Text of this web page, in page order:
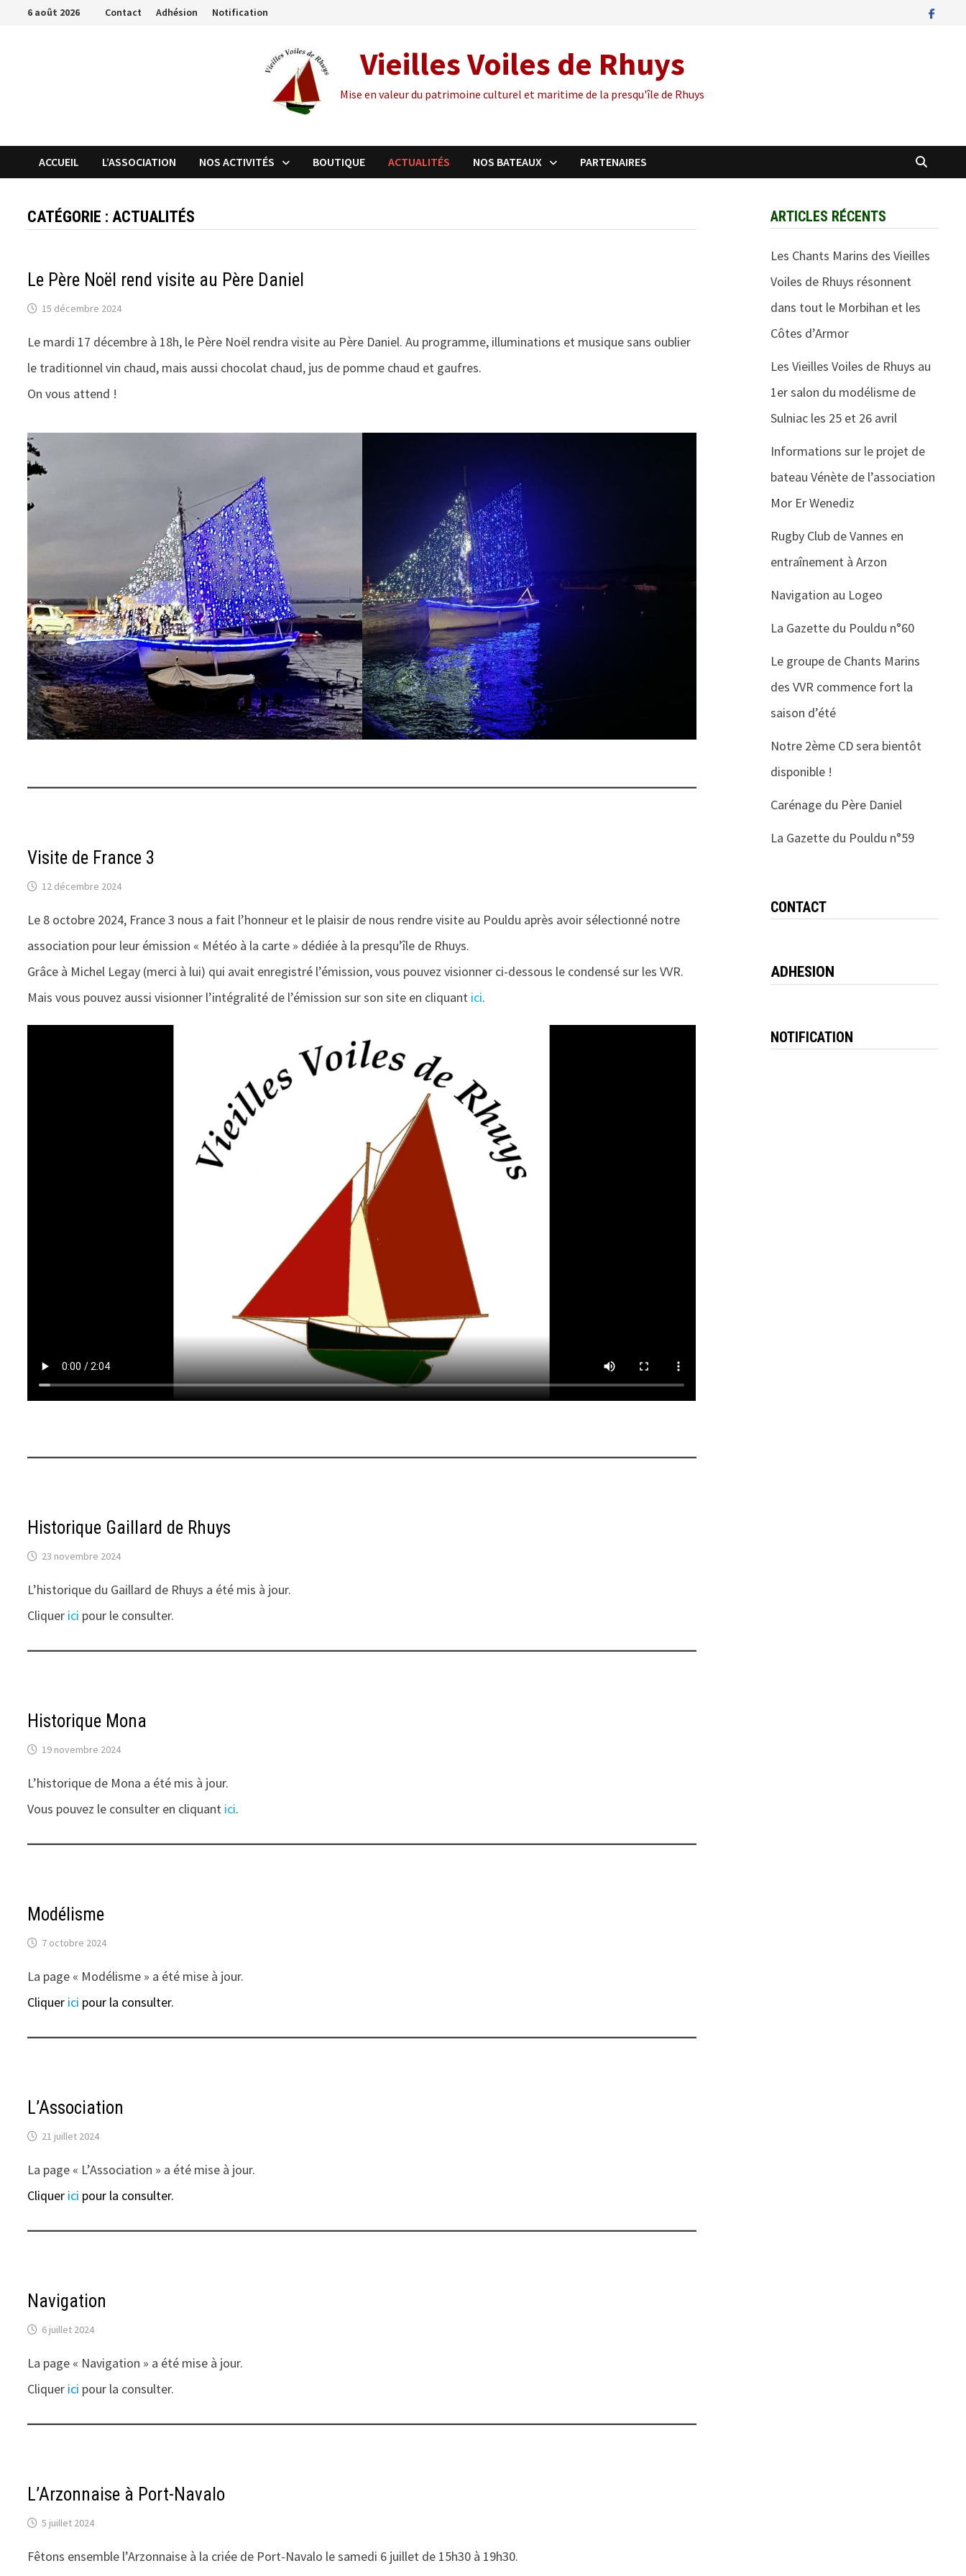
Passer6 août 2026 Contact Adhésion Notification
Vieilles Voiles de Rhuys
Mise en valeur du patrimoine culturel et maritime de la presqu'île de Rhuys
ACCUEIL L’ASSOCIATION NOS ACTIVITÉS BOUTIQUE ACTUALITÉS NOS BATEAUX PARTENAIRES
CATÉGORIE :ACTUALITÉS
Le Père Noël rend visite au Père Daniel
15 décembre 2024
Le mardi 17 décembre à 18h, le Père Noël rendra visite au Père Daniel. Au programme, illuminations et musique sans oublier
le traditionnel vin chaud, mais aussi chocolat chaud, jus de pomme chaud et gaufres.
On vous attend !
Visite de France 3
12 décembre 2024
Le 8 octobre 2024, France 3 nous a fait l’honneur et le plaisir de nous rendre visite au Pouldu après avoir sélectionné notre
association pour leur émission « Météo à la carte » dédiée à la presqu’île de Rhuys.
Grâce à Michel Legay (merci à lui) qui avait enregistré l’émission, vous pouvez visionner ci-dessous le condensé sur les VVR.
Mais vous pouvez aussi visionner l’intégralité de l’émission sur son site en cliquant ici.
Historique Gaillard de Rhuys
23 novembre 2024
L’historique du Gaillard de Rhuys a été mis à jour.
Cliquer ici pour le consulter.
Historique Mona
19 novembre 2024
L’historique de Mona a été mis à jour.
Vous pouvez le consulter en cliquant ici.
Modélisme
7 octobre 2024
La page « Modélisme » a été mise à jour.
Cliquer ici pour la consulter.
L’Association
21 juillet 2024
La page « L’Association » a été mise à jour.
Cliquer ici pour la consulter.
Navigation
6 juillet 2024
La page « Navigation » a été mise à jour.
Cliquer ici pour la consulter.
L’Arzonnaise à Port-Navalo
5 juillet 2024
Fêtons ensemble l’Arzonnaise à la criée de Port-Navalo le samedi 6 juillet de 15h30 à 19h30.
ARTICLES RÉCENTS
Les Chants Marins des Vieilles
Voiles de Rhuys résonnent
dans tout le Morbihan et les
Côtes d’Armor
Les Vieilles Voiles de Rhuys au
1er salon du modélisme de
Sulniac les 25 et 26 avril
Informations sur le projet de
bateau Vénète de l’association
Mor Er Wenediz
Rugby Club de Vannes en
entraînement à Arzon
Navigation au Logeo
La Gazette du Pouldu n°60
Le groupe de Chants Marins
des VVR commence fort la
saison d’été
Notre 2ème CD sera bientôt
disponible !
Carénage du Père Daniel
La Gazette du Pouldu n°59
CONTACT
ADHESION
NOTIFICATION